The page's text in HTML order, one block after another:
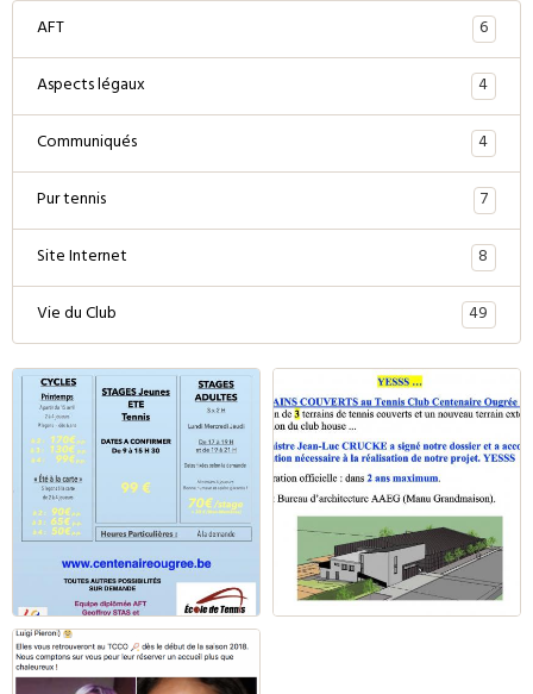
AFT
6
Aspects légaux
4
Communiqués
4
Pur tennis
7
Site Internet
8
Vie du Club
49